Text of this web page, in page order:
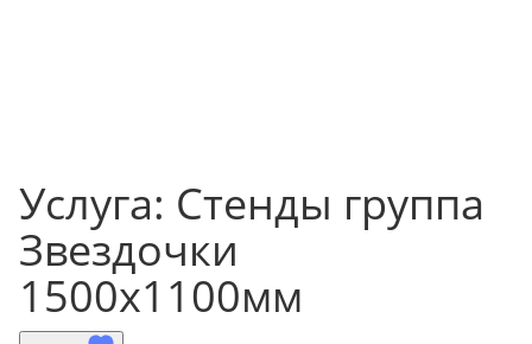
Услуга: Стенды группа
Звездочки
1500х1100мм